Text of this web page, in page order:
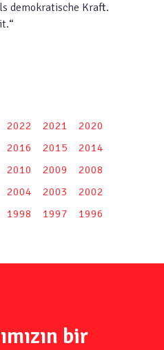
demokratische Kraft.
2022 2021
2020
2016 2015
2014
2010 2009
2008
2004 2003
2002
1998 1997 1996
bir